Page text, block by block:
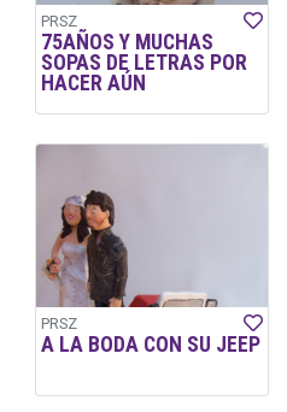
PRSZ
75AÑOS Y MUCHAS
SOPAS DE LETRAS POR
HACER AÚN
PRSZ
A LA BODA CON SU JEEP